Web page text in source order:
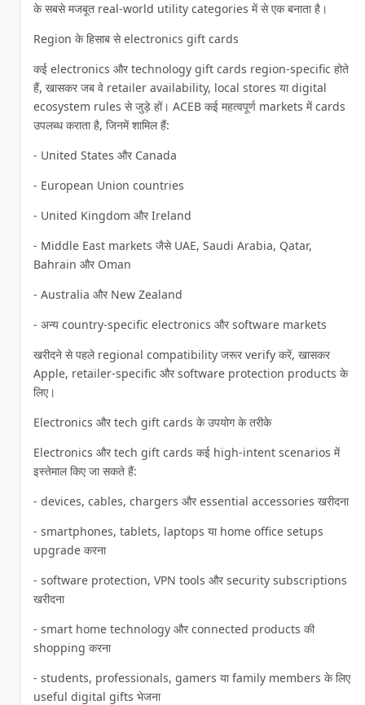
के सबसे मजबूत real-world utility categories में से एक बनाता है।
Region के हिसाब से electronics gift cards
कई electronics और technology gift cards region-specific होते
हैं, खासकर जब वे retailer availability, local stores या digital
ecosystem rules से जुड़े हों। ACEB कई महत्वपूर्ण markets में cards
उपलब्ध कराता है, जिनमें शामिल हैं:
- United States और Canada
- European Union countries
- United Kingdom और Ireland
- Middle East markets जैसे UAE, Saudi Arabia, Qatar,
Bahrain और Oman
- Australia और New Zealand
- अन्य country-specific electronics और software markets
खरीदने से पहले regional compatibility जरूर verify करें, खासकर
Apple, retailer-specific और software protection products के
लिए।
Electronics और tech gift cards के उपयोग के तरीके
Electronics और tech gift cards कई high-intent scenarios में
इस्तेमाल किए जा सकते हैं:
- devices, cables, chargers और essential accessories खरीदना
- smartphones, tablets, laptops या home office setups
upgrade करना
- software protection, VPN tools और security subscriptions
खरीदना
- smart home technology और connected products की
shopping करना
- students, professionals, gamers या family members के लिए
useful digital gifts भेजना